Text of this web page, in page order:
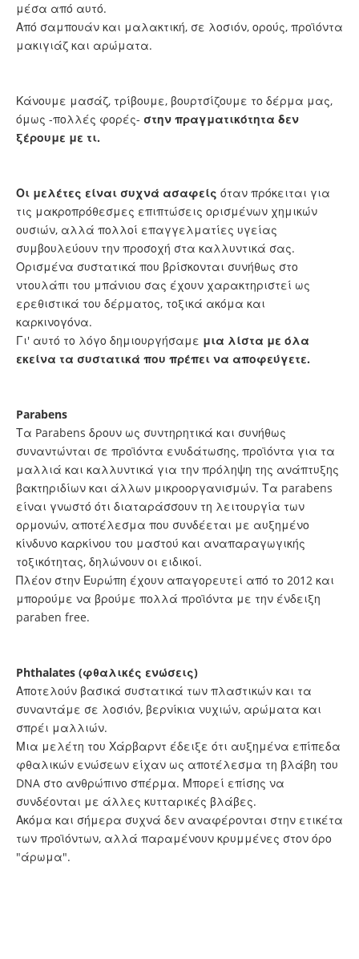
μέσα από αυτό.
Από σαμπουάν και μαλακτική, σε λοσιόν, ορούς, προϊόντα
μακιγιάζ και αρώματα.
Κάνουμε μασάζ, τρίβουμε, βουρτσίζουμε το δέρμα μας,
όμως -πολλές φορές- στην πραγματικότητα δεν
ξέρουμε με τι.
Οι μελέτες είναι συχνά ασαφείς όταν πρόκειται για
τις μακροπρόθεσμες επιπτώσεις ορισμένων χημικών
ουσιών, αλλά πολλοί επαγγελματίες υγείας
συμβουλεύουν την προσοχή στα καλλυντικά σας.
Ορισμένα συστατικά που βρίσκονται συνήθως στο
ντουλάπι του μπάνιου σας έχουν χαρακτηριστεί ως
ερεθιστικά του δέρματος, τοξικά ακόμα και
καρκινογόνα.
Γι' αυτό το λόγο δημιουργήσαμε μια λίστα με όλα
εκείνα τα συστατικά που πρέπει να αποφεύγετε.
Parabens
Τα Parabens δρουν ως συντηρητικά και συνήθως
συναντώνται σε προϊόντα ενυδάτωσης, προϊόντα για τα
μαλλιά και καλλυντικά για την πρόληψη της ανάπτυξης
βακτηριδίων και άλλων μικροοργανισμών. Τα parabens
είναι γνωστό ότι διαταράσσουν τη λειτουργία των
ορμονών, αποτέλεσμα που συνδέεται με αυξημένο
κίνδυνο καρκίνου του μαστού και αναπαραγωγικής
τοξικότητας, δηλώνουν οι ειδικοί.
Πλέον στην Ευρώπη έχουν απαγορευτεί από το 2012 και
μπορούμε να βρούμε πολλά προϊόντα με την ένδειξη
paraben free.
Phthalates (φθαλικές ενώσεις)
Αποτελούν βασικά συστατικά των πλαστικών και τα
συναντάμε σε λοσιόν, βερνίκια νυχιών, αρώματα και
σπρέι μαλλιών.
Μια μελέτη του Χάρβαρντ έδειξε ότι αυξημένα επίπεδα
φθαλικών ενώσεων είχαν ως αποτέλεσμα τη βλάβη του
DNA στο ανθρώπινο σπέρμα. Μπορεί επίσης να
συνδέονται με άλλες κυτταρικές βλάβες.
Ακόμα και σήμερα συχνά δεν αναφέρονται στην ετικέτα
των προϊόντων, αλλά παραμένουν κρυμμένες στον όρο
"άρωμα".